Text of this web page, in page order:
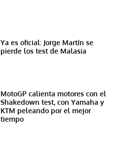
Ya es oficial: Jorge Martín se
pierde los test de Malasia
MotoGP calienta motores con el
Shakedown test, con Yamaha y
KTM peleando por el mejor
tiempo